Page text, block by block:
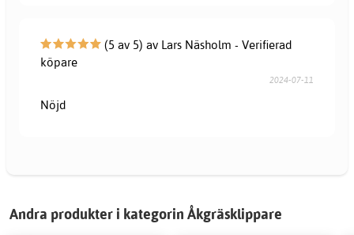
(5 av 5) av Lars Näsholm - Verifierad
köpare
2024-07-11
Nöjd
Andra produkter i kategorin Åkgräsklippare